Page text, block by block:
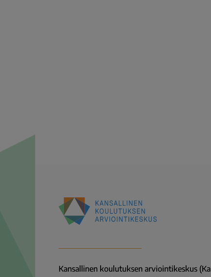
arviointikeskus
Kansallinen koulutuksen arviointikeskus